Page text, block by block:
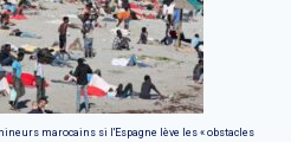
marocains si l'Espagne lève les « obstacles